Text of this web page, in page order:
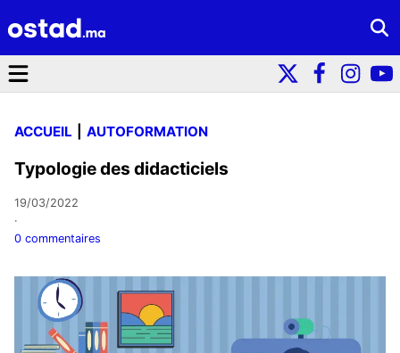
ACCUEIL AUTOFORMATION
Typologie des didacticiels
19/03/2022
·
0 commentaires